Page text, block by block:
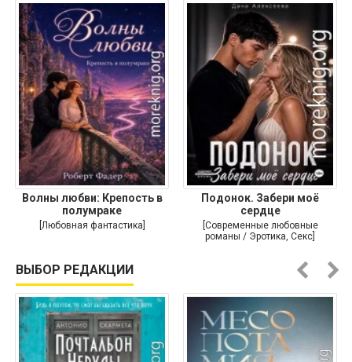
Волны любви: Крепость в
полумраке
[Любовная фантастика]
Подонок. Забери моё
сердце
[Современные любовные
романы / Эротика, Секс]
ВЫБОР РЕДАКЦИИ